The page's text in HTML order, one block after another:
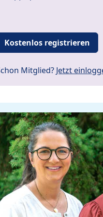
Kostenlos registrieren
Mitglied? Jetzt